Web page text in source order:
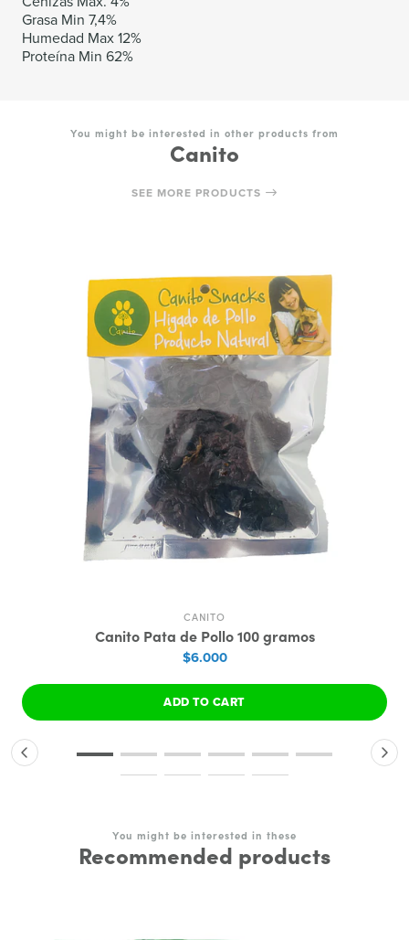
Grasa Min 7,4%
Humedad Max 12%
Proteína Min 62%
You might be interested in other products from
Canito
SEE MORE PRODUCTS
CANITO
Canito Pata de Pollo 100 gramos
$6.000
ADD TO CART
You might be interested in these
Recommended products